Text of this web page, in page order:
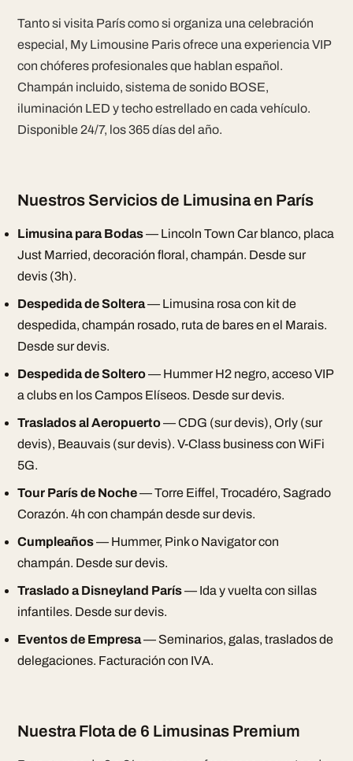
Tanto si visita París como si organiza una celebración
especial, My Limousine Paris ofrece una experiencia VIP
con chóferes profesionales que hablan español.
Champán incluido, sistema de sonido BOSE,
iluminación LED y techo estrellado en cada vehículo.
Disponible 24/7, los 365 días del año.
Nuestros Servicios de Limusina en París
Limusina para Bodas— Lincoln Town Car blanco, placa
Just Married, decoración floral, champán. Desde sur
devis (3h).
Despedida de Soltera— Limusina rosa con kit de
despedida, champán rosado, ruta de bares en el Marais.
Desde sur devis.
Despedida de Soltero— Hummer H2 negro, acceso VIP
a clubs en los Campos Elíseos. Desde sur devis.
Traslados al Aeropuerto— CDG (sur devis), Orly (sur
devis), Beauvais (sur devis). V-Class business con WiFi
5G.
Tour París de Noche— Torre Eiffel, Trocadéro, Sagrado
Corazón. 4h con champán desde sur devis.
Cumpleaños— Hummer, Pink o Navigator con
champán. Desde sur devis.
Traslado a Disneyland París— Ida y vuelta con sillas
infantiles. Desde sur devis.
Eventos de Empresa— Seminarios, galas, traslados de
delegaciones. Facturación con IVA.
Nuestra Flota de 6 Limusinas Premium